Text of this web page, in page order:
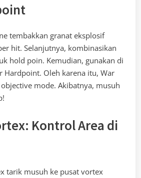
tembakkan granat eksplosif
hit. Selanjutnya, kombinasikan
hold poin. Kemudian, gunakan di
Hardpoint. Oleh karena itu, War
mode. Akibatnya, musuh
Kontrol Area di
tarik musuh ke pusat vortex